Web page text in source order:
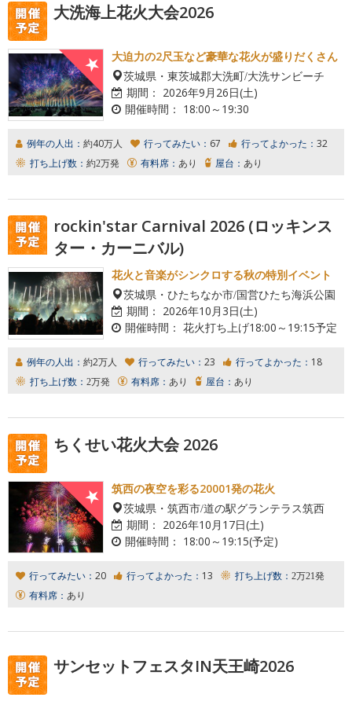
大洗海上花火大会2026
大迫力の2尺玉など豪華な花火が盛りだくさん
茨城県・東茨城郡大洗町/大洗サンビーチ
期間： 2026年9月26日(土)
開催時間： 18:00～19:30
例年の人出： 約40万人 行ってみたい： 67 行ってよかった： 32
打ち上げ数： 約2万発 有料席： あり 屋台： あり
rockin'star Carnival 2026 (ロッキンス
ター・カーニバル)
花火と音楽がシンクロする秋の特別イベント
茨城県・ひたちなか市/国営ひたち海浜公園
期間： 2026年10月3日(土)
開催時間： 花火打ち上げ18:00～19:15予定
例年の人出： 約2万人 行ってみたい： 23 行ってよかった： 18
打ち上げ数： 2万発 有料席： あり 屋台： あり
ちくせい花火大会 2026
筑西の夜空を彩る20001発の花火
茨城県・筑西市/道の駅グランテラス筑西
期間： 2026年10月17日(土)
開催時間： 18:00～19:15(予定)
行ってみたい： 20 行ってよかった： 13 打ち上げ数： 2万21発
有料席： あり
サンセットフェスタIN天王崎2026